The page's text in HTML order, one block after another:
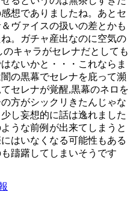
想でありましたね。あとセ
ヴァイスの扱いの差とかも
。ガチャ産出なのに空気の
キャラがセレナだとしても
ないかと・・・これならま
の黒幕でセレナを庇って瀕
セレナが覚醒,黒幕のネロを
方がシックリきたんじゃな
し妄想的に話は逸れました
うな前例が出来てしまうと
はいなくなる可能性もある
躊躇してしまいそうです